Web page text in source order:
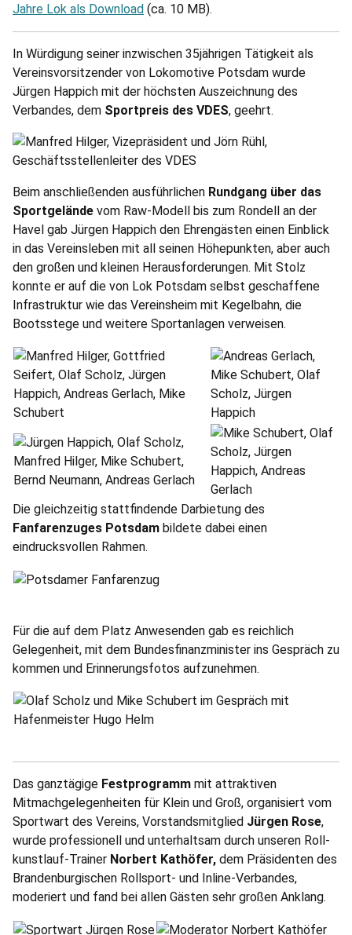
Jahre Lok als Download (ca. 10 MB).
In Würdigung seiner inzwischen 35jährigen Tätigkeit als
Vereinsvorsitzender von Lokomotive Potsdam wurde
Jürgen Happich mit der höchsten Auszeichnung des
Verbandes, dem Sportpreis des VDES, geehrt.
Beim anschließenden ausführlichen Rundgang über das
Sportgelände vom Raw-Modell bis zum Rondell an der
Havel gab Jürgen Happich den Ehrengästen einen Einblick
in das Vereinsleben mit all seinen Höhepunkten, aber auch
den großen und kleinen Herausforderungen. Mit Stolz
konnte er auf die von Lok Potsdam selbst geschaffene
Infrastruktur wie das Vereinsheim mit Kegelbahn, die
Bootsstege und weitere Sportanlagen verweisen.
Die gleichzeitig stattfindende Darbietung des
Fanfarenzuges Potsdam bildete dabei einen
eindrucksvollen Rahmen.
Für die auf dem Platz Anwesenden gab es reichlich
Gelegenheit, mit dem Bundesfinanzminister ins Gespräch zu
kommen und Erinnerungsfotos aufzunehmen.
Das ganztägige Festprogramm mit attraktiven
Mitmachgelegenheiten für Klein und Groß, organisiert vom
Sportwart des Vereins, Vorstandsmitglied Jürgen Rose,
wurde professionell und unterhaltsam durch unseren Roll­
kunstlauf-Trainer Norbert Kathöfer, dem Präsidenten des
Brandenburgischen Rollsport- und Inline-Verbandes,
moderiert und fand bei allen Gästen sehr großen Anklang.